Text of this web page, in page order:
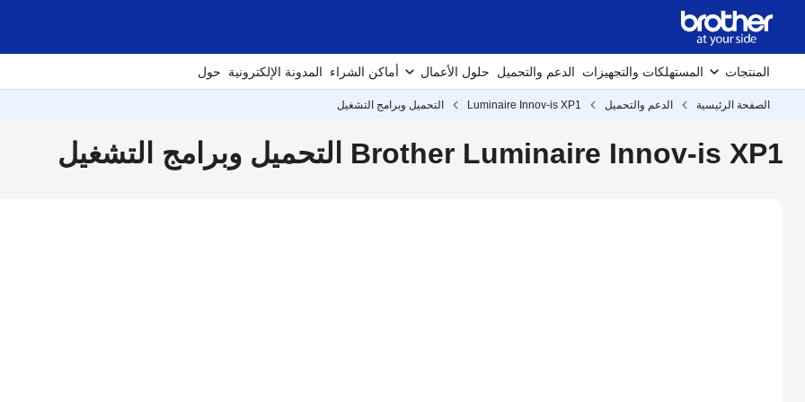
المنتجات المستهلكات والتجهيزات الدعم والتحميل حلول الأعمال أماكن الشراء المدونة الإلكترونية حول
الصفحة الرئيسية الدعم والتحميل Luminaire Innov-is XP1 التحميل وبرامج التشغيل
Brother Luminaire Innov-is XP1 التحميل وبرامج التشغيل